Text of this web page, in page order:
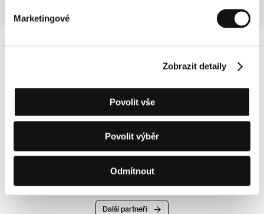
Marketingové
Zobrazit detaily
Povolit vše
Povolit výběr
Odmítnout
Další partneři